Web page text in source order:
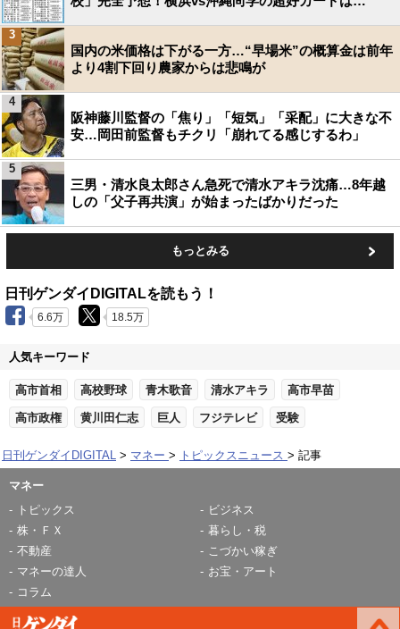
国内の米価格は下がる一方…“早場米”の概算金は前年
より4割下回り農家からは悲鳴が
3
阪神藤川監督の「焦り」「短気」「采配」に大きな不
安…岡田前監督もチクリ「崩れてる感じするわ」
4
三男・清水良太郎さん急死で清水アキラ沈痛…8年越
しの「父子再共演」が始まったばかりだった
5
もっとみる
日刊ゲンダイDIGITALを読もう！
6.6万 18.5万
人気キーワード
高市首相 高校野球 青木歌音 清水アキラ 高市早苗
高市政権 黄川田仁志 巨人 フジテレビ 受験
日刊ゲンダイDIGITAL マネー トピックスニュース 記事
マネー
トピックス
ビジネス
株・ＦＸ
暮らし・税
不動産
こづかい稼ぎ
マネーの達人
お宝・アート
コラム